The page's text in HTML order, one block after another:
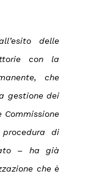
delle
con la
che
gestione dei
di
– ha già
che è